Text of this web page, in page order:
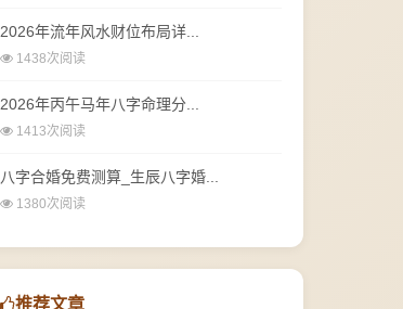
2026年流年风水财位布局详...
1438次阅读
2026年丙午马年八字命理分...
1413次阅读
八字合婚免费测算_生辰八字婚...
1380次阅读
推荐文章